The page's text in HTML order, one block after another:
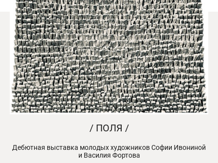
/ ПОЛЯ /
Дебютная выставка молодых художников Софии Ивониной
и Василия Фортова